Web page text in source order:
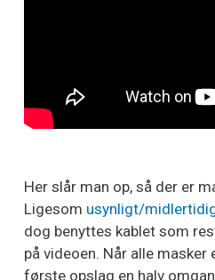
Her slår man op, så der er
Ligesom usynligt/
dog benyttes kablet som
på videoen. Når alle masker
første opslag en halv